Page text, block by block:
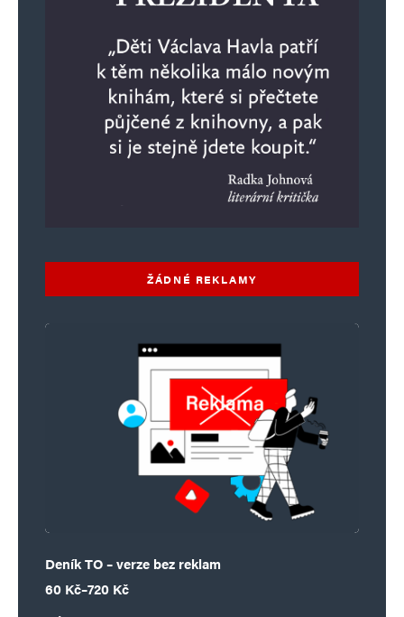
ŽÁDNÉ REKLAMY
Deník TO – verze bez reklam
60 Kč–720 Kč
Rozpětí cen: 60 Kč až 720 Kč